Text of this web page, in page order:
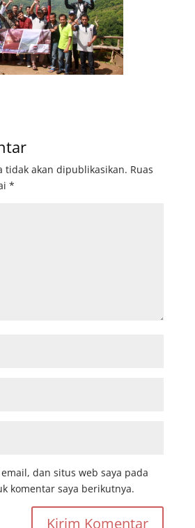
tidak akan dipublikasikan. Ruas
*
dan situs web saya pada
komentar saya berikutnya.